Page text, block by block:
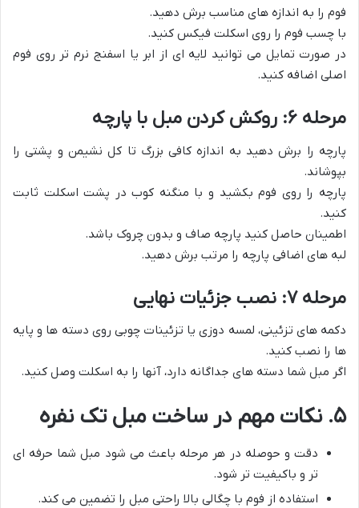
فوم را به اندازه های مناسب برش دهید.
با چسب فوم را روی اسکلت فیکس کنید.
در صورت تمایل می توانید لایه ای از ابر یا اسفنج نرم تر روی فوم
اصلی اضافه کنید.
مرحله ۶: روکش کردن مبل با پارچه
پارچه را برش دهید به اندازه کافی بزرگ تا کل نشیمن و پشتی را
بپوشاند.
پارچه را روی فوم بکشید و با منگنه کوب در پشت اسکلت ثابت
کنید.
اطمینان حاصل کنید پارچه صاف و بدون چروک باشد.
لبه های اضافی پارچه را مرتب برش دهید.
مرحله ۷: نصب جزئیات نهایی
دکمه های تزئینی، لمسه دوزی یا تزئینات چوبی روی دسته ها و پایه
ها را نصب کنید.
اگر مبل شما دسته های جداگانه دارد، آنها را به اسکلت وصل کنید.
۵. نکات مهم در ساخت مبل تک نفره
دقت و حوصله در هر مرحله باعث می شود مبل شما حرفه ای
تر و باکیفیت تر شود.
استفاده از فوم با چگالی بالا راحتی مبل را تضمین می کند.